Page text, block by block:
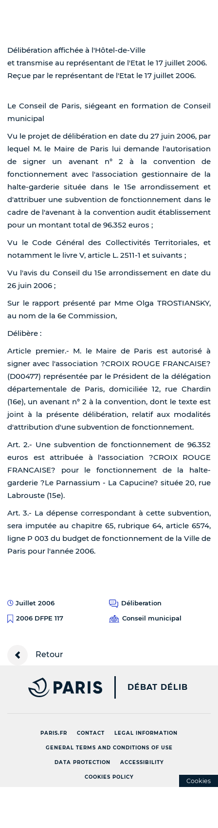
Délibération affichée à l'Hôtel-de-Ville
et transmise au représentant de l'Etat le 17 juillet 2006.
Reçue par le représentant de l'Etat le 17 juillet 2006.
Le Conseil de Paris, siégeant en formation de Conseil
municipal
Vu le projet de délibération en date du 27 juin 2006, par
lequel M. le Maire de Paris lui demande l'autorisation
de signer un avenant n° 2 à la convention de
fonctionnement avec l'association gestionnaire de la
halte-garderie située dans le 15e arrondissement et
d'attribuer une subvention de fonctionnement dans le
cadre de l'avenant à la convention audit établissement
pour un montant total de 96.352 euros ;
Vu le Code Général des Collectivités Territoriales, et
notamment le livre V, article L. 2511-1 et suivants ;
Vu l'avis du Conseil du 15e arrondissement en date du
26 juin 2006 ;
Sur le rapport présenté par Mme Olga TROSTIANSKY,
au nom de la 6e Commission,
Délibère :
Article premier.- M. le Maire de Paris est autorisé à
signer avec l'association ?CROIX ROUGE FRANCAISE?
(D00477) représentée par le Président de la délégation
départementale de Paris, domiciliée 12, rue Chardin
(16e), un avenant n° 2 à la convention, dont le texte est
joint à la présente délibération, relatif aux modalités
d'attribution d'une subvention de fonctionnement.
Art. 2.- Une subvention de fonctionnement de 96.352
euros est attribuée à l'association ?CROIX ROUGE
FRANCAISE? pour le fonctionnement de la halte-
garderie ?Le Parnassium - La Capucine? située 20, rue
Labrouste (15e).
Art. 3.- La dépense correspondant à cette subvention,
sera imputée au chapitre 65, rubrique 64, article 6574,
ligne P 003 du budget de fonctionnement de la Ville de
Paris pour l'année 2006.
Juillet 2006
Déliberation
2006 DFPE 117
Conseil municipal
Retour
PARIS.FR [NEW
DÉBAT DÉLIB
PARIS.FR CONTACT LEGAL INFORMATION
GENERAL TERMS AND CONDITIONS OF USE
DATA PROTECTION ACCESSIBILITY
COOKIES POLICY